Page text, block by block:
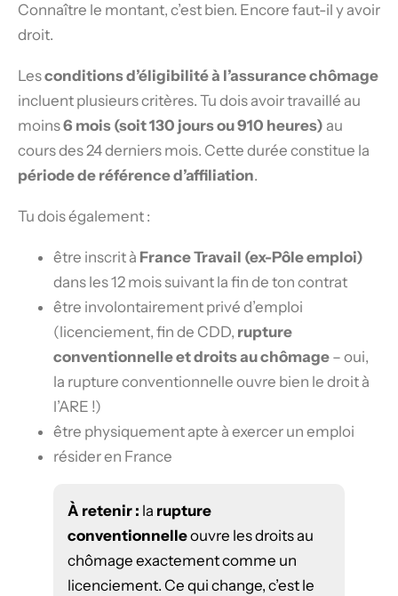
Connaître le montant, c’est bien. Encore faut-il y avoir
droit.
Lesconditions d’éligibilité à l’assurance chômage
incluent plusieurs critères. Tu dois avoir travaillé au
moins6 mois (soit 130 jours ou 910 heures) au
cours des 24 derniers mois. Cette durée constitue la
période de référence d’affiliation.
Tu dois également :
être inscrit à France Travail (ex-Pôle emploi)
dans les 12 mois suivant la fin de ton contrat
être involontairement privé d’emploi
(licenciement, fin de CDD, rupture
conventionnelle et droits au chômage – oui,
la rupture conventionnelle ouvre bien le droit à
l’ARE !)
être physiquement apte à exercer un emploi
résider en France
À retenir : la rupture
conventionnelleouvre les droits au
chômage exactement comme un
licenciement. Ce qui change, c’est le